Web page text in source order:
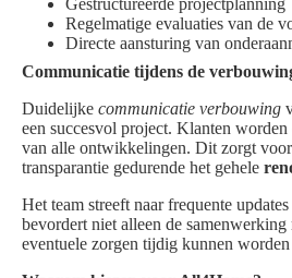
Gestructureerde projectplanning
Regelmatige evaluaties van de
Directe aansturing van
Communicatie tijdens de
Duidelijke communicatie verbouwing
een succesvol project. Klanten
van alle ontwikkelingen. Dit zorgt
transparantie gedurende het gehele
Het team streeft naar frequente
bevordert niet alleen de
eventuele zorgen tijdig kunnen